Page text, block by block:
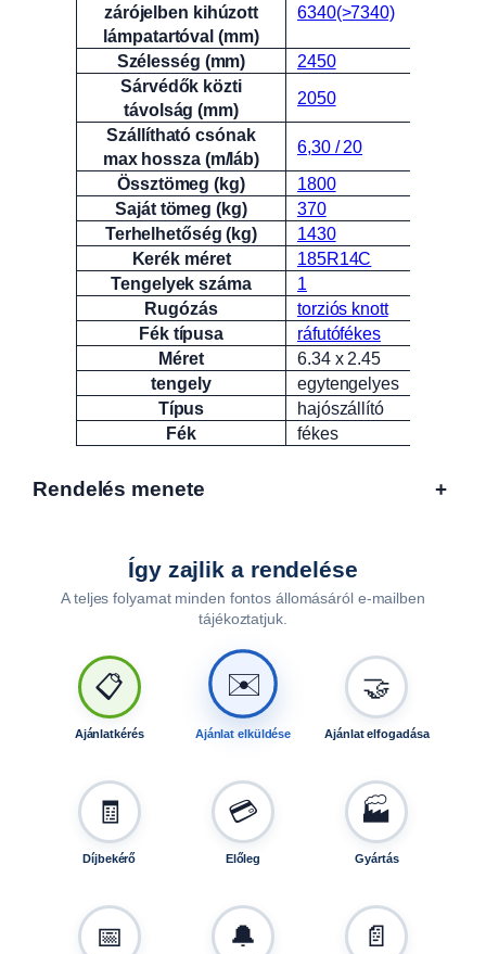
zárójelben kihúzott
lámpatartóval (mm)
6340(>7340)
Szélesség (mm)
2450
Sárvédők közti
távolság (mm)
2050
Szállítható csónak
max hossza (m/láb)
6,30 / 20
Össztömeg (kg)
1800
Saját tömeg (kg)
370
Terhelhetőség (kg)
1430
Kerék méret
185R14C
Tengelyek száma
1
Rugózás
torziós knott
Fék típusa
ráfutófékes
Méret
6.34 x 2.45
tengely
egytengelyes
Típus
hajószállító
Fék
fékes
Rendelés menete +
Így zajlik a rendelése
A teljes folyamat minden fontos állomásáról e-mailben
tájékoztatjuk.
📋
Ajánlatkérés
✉️
Ajánlat elküldése
🤝
Ajánlat elfogadása
🧾
Díjbekérő
💳
Előleg
🏭
Gyártás
📅 🔔 📄